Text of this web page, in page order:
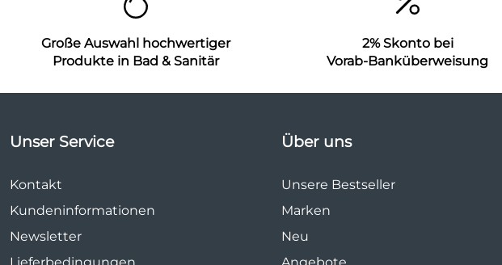
Große Auswahl hochwertiger
Produkte in Bad & Sanitär
2% Skonto bei
Vorab-Banküberweisung
Unser Service
Kontakt
Kundeninformationen
Newsletter
Über uns
Unsere Bestseller
Marken
Neu